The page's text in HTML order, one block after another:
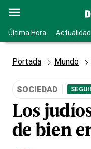
Última Hora Actualidad
Portada Mundo
SOCIEDAD
Los
de bien